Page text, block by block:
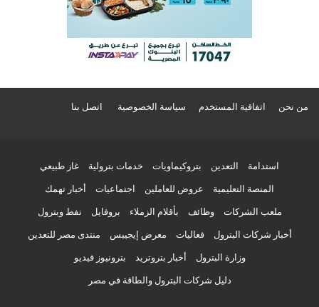
من نحن اتفاقية المستخدم سياسة الخصوصية اتصل بنا
استدامة التعدين بتروكيماويات خدمات بترولية غاز طبيعي
المنصة التعليمية عروض للعاملين اجتماعيات أخبار تهمك
ملعب الشركات وظائف بأقلام الزملاء بروفايل نفط وبترول
أخبار شركات البترول فعاليات معرض إيجيبس منتدى مصر للتعدين
وزارة البترول أخبار بتروتريد بترونيوز فيديو
دليل شركات البترول والطاقة في مصر